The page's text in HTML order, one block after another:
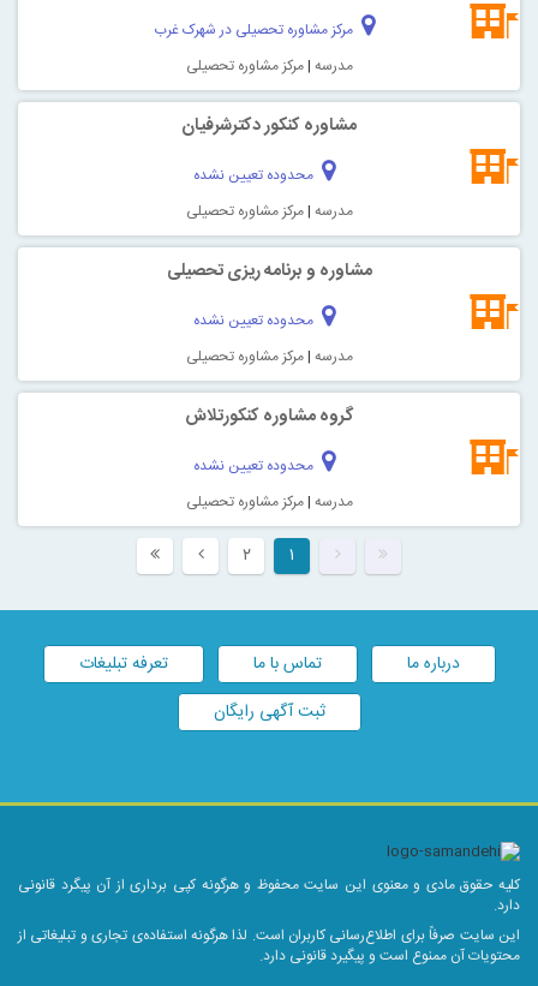
مرکز مشاوره تحصیلی در شهرک غرب
مدرسه |مرکز مشاوره تحصیلی
مشاوره کنکور دکترشرفیان
محدوده تعیین نشده
مدرسه |مرکز مشاوره تحصیلی
مشاوره و برنامه ریزی تحصیلی
محدوده تعیین نشده
مدرسه |مرکز مشاوره تحصیلی
گروه مشاوره کنکورتلاش
محدوده تعیین نشده
مدرسه |مرکز مشاوره تحصیلی
۱ ۲
درباره ما تماس با ما
تعرفه تبلیغات
ثبت آگهی رایگان
کلیه حقوق مادی و معنوی این سایت محفوظ و هرگونه کپی برداری از آن پیگرد قانونی
دارد.
این سایت صرفاً برای اطلاع‌رسانی کاربران است. لذا هرگونه استفاده‌ی تجاری و تبلیغاتی از
محتویات آن ممنوع است و پیگیرد قانونی دارد.